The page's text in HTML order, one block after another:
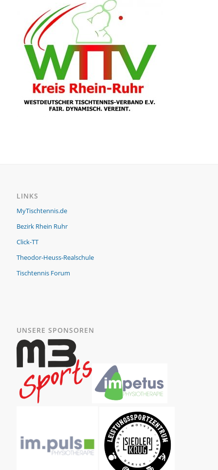
LINKS
MyTischtennis.de
Bezirk Rhein Ruhr
Click-TT
Theodor-Heuss-Realschule
Tischtennis Forum
UNSERE SPONSOREN